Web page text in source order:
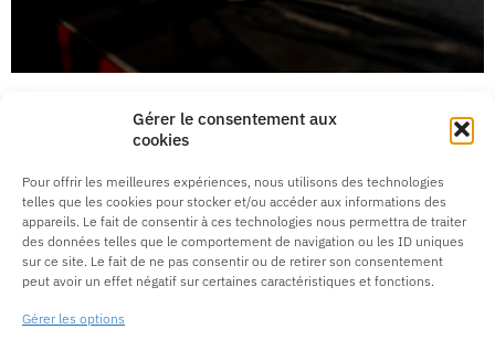
Gérer le consentement aux
cookies
Pour offrir les meilleures expériences, nous utilisons des technologies
telles que les cookies pour stocker et/ou accéder aux informations des
appareils. Le fait de consentir à ces technologies nous permettra de traiter
des données telles que le comportement de navigation ou les ID uniques
sur ce site. Le fait de ne pas consentir ou de retirer son consentement
peut avoir un effet négatif sur certaines caractéristiques et fonctions.
Gérer les options